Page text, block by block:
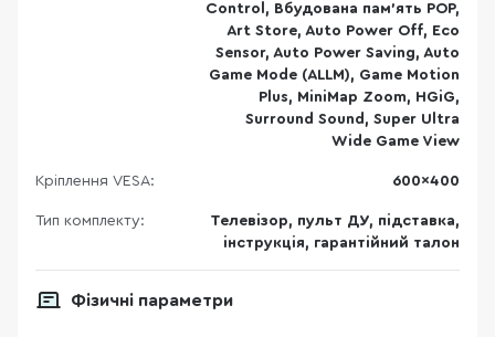
Control, Вбудована пам'ять POP,
Art Store, Auto Power Off, Eco
Sensor, Auto Power Saving, Auto
Game Mode (ALLM), Game Motion
Plus, MiniMap Zoom, HGiG,
Surround Sound, Super Ultra
Wide Game View
Кріплення VESA: 600x400
Тип комплекту:
Телевізор, пульт ДУ, підставка,
інструкція, гарантійний талон
Фізичні параметри